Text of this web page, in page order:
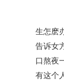
生怎麽
告诉女
口熬夜
有这个